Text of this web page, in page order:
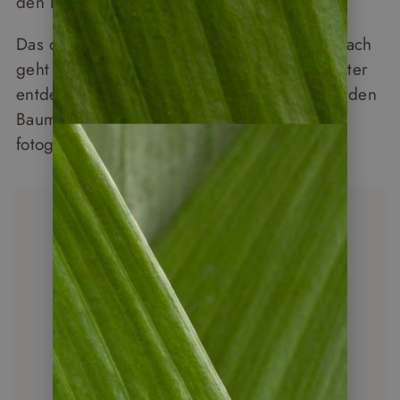
Das dauert etwa fünf bis zehn Minuten. Danach
geht die Gruppe weiter. Hundert Meter weiter
entdeckt Ihr Guide eine Bande Brüllaffen in den
Baumkronen. Wieder staunen, beobachten,
fotografieren, erklären – und weitergehen.
Unser Tipp
Costa Rica
Gruppenreisen